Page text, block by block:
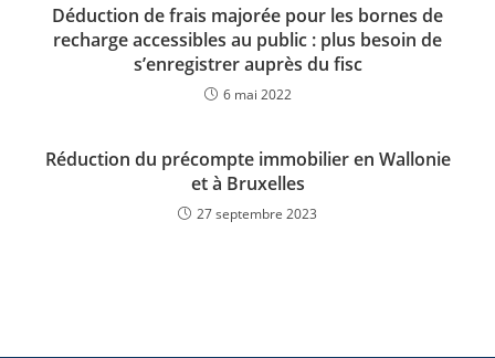
Déduction de frais majorée pour les bornes de
recharge accessibles au public : plus besoin de
s’enregistrer auprès du fisc
6 mai 2022
Réduction du précompte immobilier en Wallonie
et à Bruxelles
27 septembre 2023